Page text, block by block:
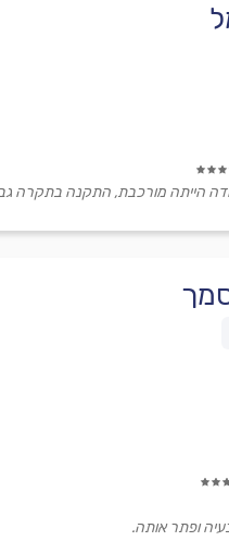
הייתה מורכבת, התקנה בתקרה
ופתר אותה.